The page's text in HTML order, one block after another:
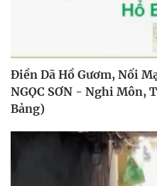
Điền Dã Hồ Gươm, Nối
NGỌC SƠN - Nghi Môn,
Bảng)